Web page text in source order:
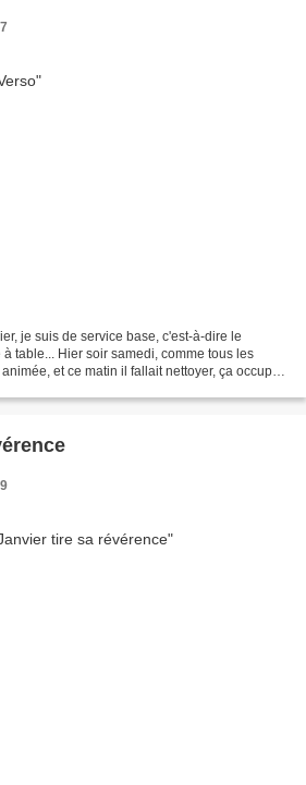
je suis de service base, c'est-à-dire le
table... Hier soir samedi, comme tous les
et ce matin il fallait nettoyer, ça occupe